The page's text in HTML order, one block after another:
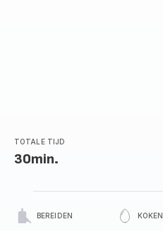
TOTALE TIJD
30min.
BEREIDEN KOKEN